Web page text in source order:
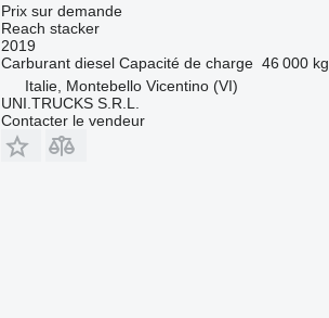
Prix sur demande
Reach stacker
2019
Carburant diesel Capacité de charge 46 000 kg
Italie, Montebello Vicentino (VI)
UNI.TRUCKS S.R.L.
Contacter le vendeur